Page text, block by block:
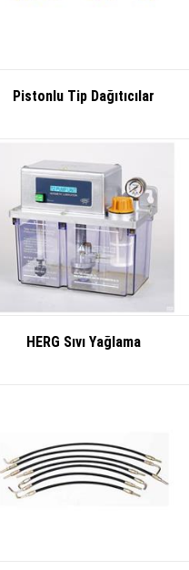
Pistonlu Tip Dağıtıcılar
HERG Sıvı Yağlama